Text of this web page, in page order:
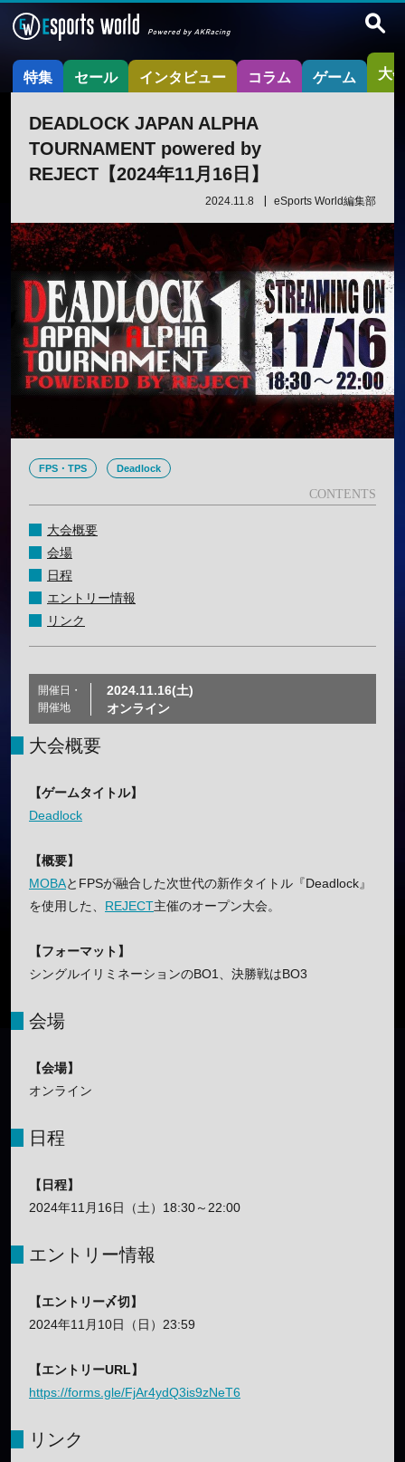
特集 セール インタビュー コラム ゲーム 大
DEADLOCK JAPAN ALPHA
TOURNAMENT powered by
REJECT【2024年11月16日】
2024.11.8 eSports World編集部
FPS・TPS Deadlock
大会概要
会場
日程
エントリー情報
リンク
開催日・
開催地
2024.11.16(土)
オンライン
大会概要
【ゲームタイトル】
Deadlock
【概要】
MOBAとFPSが融合した次世代の新作タイトル『Deadlock』
を使用した、 REJECT主催のオープン大会。
【フォーマット】
シングルイリミネーションのBO1、決勝戦はBO3
会場
【会場】
オンライン
日程
【日程】
2024年11月16日（土）18:30～22:00
エントリー情報
【エントリー〆切】
2024年11月10日（日）23:59
【エントリーURL】
https://forms.gle/FjAr4ydQ3is9zNeT6
リンク